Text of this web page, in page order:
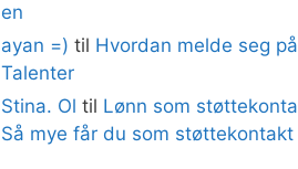
en
ayan =) til Hvordan melde seg
Talenter
Stina. Ol til Lønn som
Så mye får du som støttekontakt